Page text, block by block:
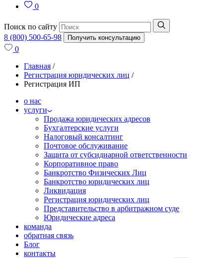
0
Поиск по сайту
8 (800) 500-65-98
Получить консультацию
0
Главная /
Регистрация юридических лиц /
Регистрация ИП
о нас
услуги
Продажа юридических адресов
Бухгалтерские услуги
Налоговый консалтинг
Почтовое обслуживание
Защита от субсидиарной ответственности
Корпоративное право
Банкротство Физических Лиц
Банкротство юридических лиц
Ликвидация
Регистрация юридических лиц
Представительство в арбитражном суде
Юридические адреса
команда
обратная связь
Блог
контакты